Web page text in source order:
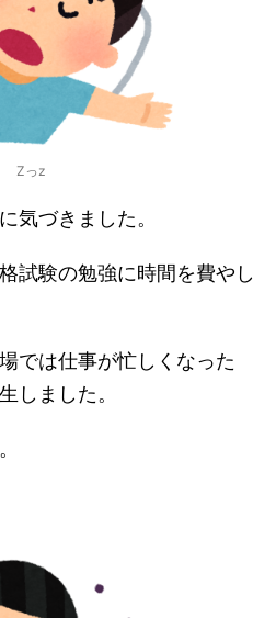
Zっz
気づきました。
試験の勉強に時間を費やし
では仕事が忙しくなった
しました。